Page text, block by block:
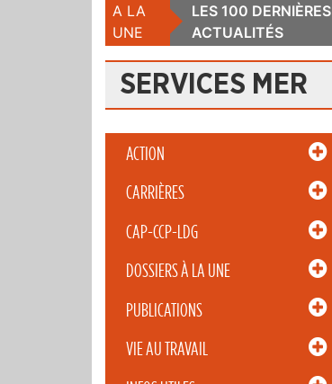
A LA
UNE
LES 100 DERNIÈRES
ACTUALITÉS
SERVICES MER
ACTION
CARRIÈRES
CAP-CCP-LDG
DOSSIERS À LA UNE
PUBLICATIONS
VIE AU TRAVAIL